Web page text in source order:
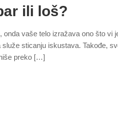
ili loš?
vaše telo izražava ono što
sticanju iskustava. Takođe,
preko […]